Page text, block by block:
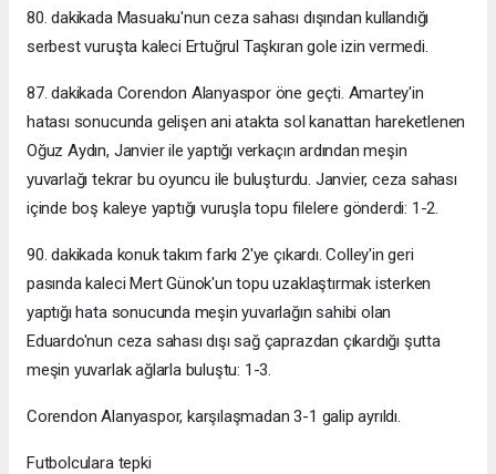
80. dakikada Masuaku'nun ceza sahası dışından kullandığı
serbest vuruşta kaleci Ertuğrul Taşkıran gole izin vermedi.
87. dakikada Corendon Alanyaspor öne geçti. Amartey'in
hatası sonucunda gelişen ani atakta sol kanattan hareketlenen
Oğuz Aydın, Janvier ile yaptığı verkaçın ardından meşin
yuvarlağı tekrar bu oyuncu ile buluşturdu. Janvier, ceza sahası
içinde boş kaleye yaptığı vuruşla topu filelere gönderdi: 1-2.
90. dakikada konuk takım farkı 2'ye çıkardı. Colley'in geri
pasında kaleci Mert Günok'un topu uzaklaştırmak isterken
yaptığı hata sonucunda meşin yuvarlağın sahibi olan
Eduardo'nun ceza sahası dışı sağ çaprazdan çıkardığı şutta
meşin yuvarlak ağlarla buluştu: 1-3.
Corendon Alanyaspor, karşılaşmadan 3-1 galip ayrıldı.
Futbolculara tepki